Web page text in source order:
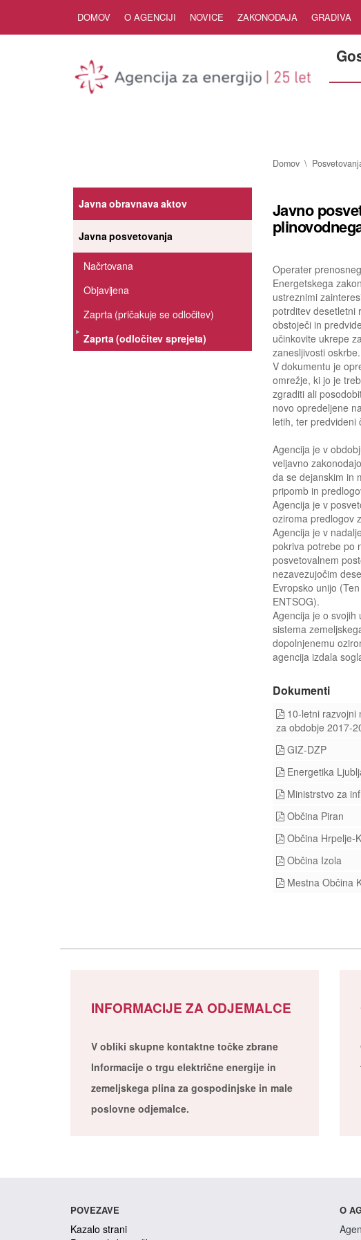
DOMOV O AGENCIJI NOVICE ZAKONODAJA GRADIVA
Domov
Javna obravnava aktov
Javna posvetovanja
Načrtovana
Objavljena
Zaprta (pričakuje se odločitev)
Zaprta (odločitev sprejeta)
Javno
Operater
Energetskega
ustreznimi
potrditev desetletni
obstoječi in
učinkovite ukrepe
zanesljivosti oskrbe.
V dokumentu je
omrežje, ki jo je
zgraditi ali
novo opredeljene
letih, ter predvideni
Agencija je v
veljavno
da se dejanskim in
pripomb in
Agencija je v
oziroma predlogov
Agencija je v
pokriva potrebe po
posvetovalnem
nezavezujočim
Evropsko unijo
ENTSOG).
Agencija je o
sistema
dopolnjenemu
agencija izdala
Dokumenti
10-letni razvojni
za obdobje 2017-
GIZ-DZP
Energetika
Ministrstvo za
Občina Piran
Občina Hrpelje-
Občina Izola
Mestna Občina
INFORMACIJE ZA ODJEMALCE
V obliki skupne kontaktne točke zbrane
Informacije o trgu električne energije in
zemeljskega plina za gospodinjske in male
poslovne odjemalce.
POVEZAVE
Kazalo strani
O